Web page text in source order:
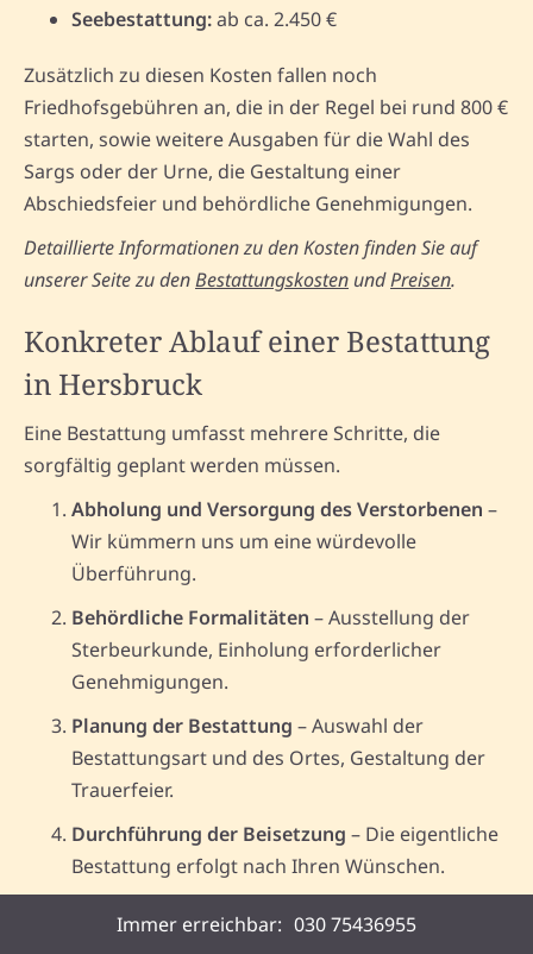
Seebestattung:ab ca. 2.450 €
Zusätzlich zu diesen Kosten fallen noch
Friedhofsgebühren an, die in der Regel bei rund 800 €
starten, sowie weitere Ausgaben für die Wahl des
Sargs oder der Urne, die Gestaltung einer
Abschiedsfeier und behördliche Genehmigungen.
Detaillierte Informationen zu den Kosten finden Sie auf
unserer Seite zu denBestattungskosten undPreisen.
Konkreter Ablauf einer Bestattung
in Hersbruck
Eine Bestattung umfasst mehrere Schritte, die
sorgfältig geplant werden müssen.
Abholung und Versorgung des Verstorbenen –
Wir kümmern uns um eine würdevolle
Überführung.
Behördliche Formalitäten – Ausstellung der
Sterbeurkunde, Einholung erforderlicher
Genehmigungen.
Planung der Bestattung – Auswahl der
Bestattungsart und des Ortes, Gestaltung der
Trauerfeier.
Durchführung der Beisetzung – Die eigentliche
Bestattung erfolgt nach Ihren Wünschen.
Immer erreichbar: 030 75436955